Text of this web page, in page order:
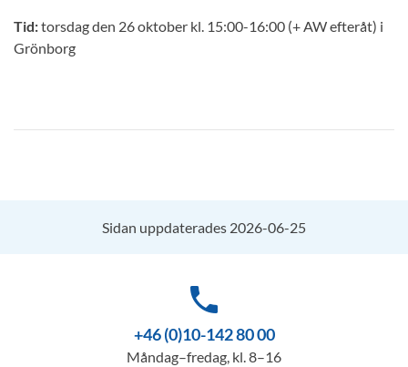
Tid:torsdag den 26 oktober kl. 15:00-16:00 (+ AW efteråt) i
Grönborg
Sidan uppdaterades 2026-06-25
phone
+46 (0)10-142 80 00
Måndag–fredag, kl. 8–16